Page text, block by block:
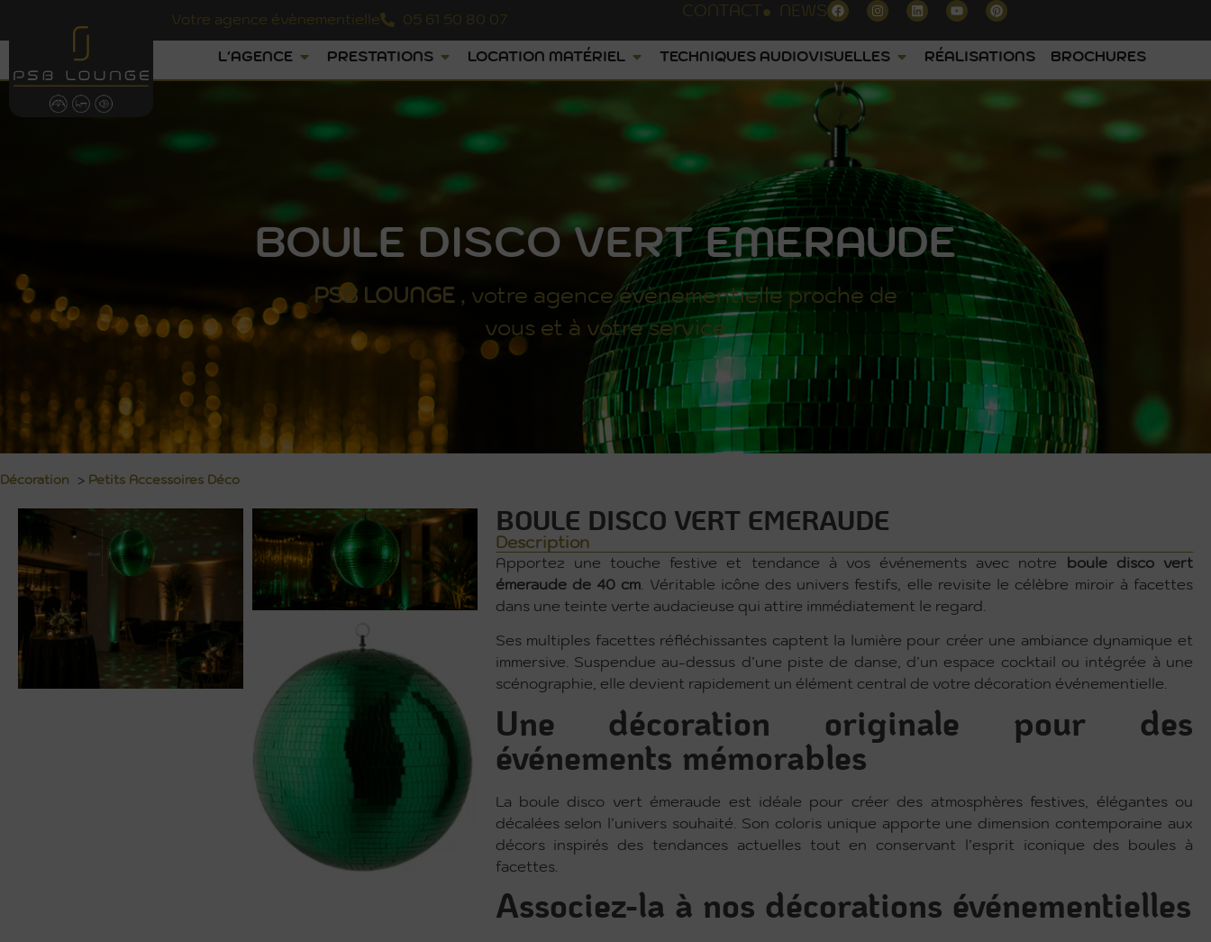
Votre agence évènementielle 05 61 50 80 07 CONTACT NEWS
L'AGENCE PRESTATIONS LOCATION MATÉRIEL TECHNIQUES AUDIOVISUELLES RÉALISATIONS BROCHURES
BOULE DISCO VERT EMERAUDE
PSB LOUNGE , votre agence évènementielle proche de
vous et à votre service
Décoration > Petits Accessoires Déco
BOULE DISCO VERT EMERAUDE
Description
Apportez une touche festive et tendance à vos événements avec notre
boule disco vert
émeraude de 40 cm . Véritable icône des univers festifs, elle revisite le célèbre miroir à facettes
dans une teinte verte audacieuse qui attire immédiatement le regard.
Ses multiples facettes réfléchissantes captent la lumière pour créer une ambiance dynamique et
immersive. Suspendue au-dessus d’une piste de danse, d’un espace cocktail ou intégrée à une
scénographie, elle devient rapidement un élément central de votre décoration événementielle.
Une décoration originale pour des
événements mémorables
La boule disco vert émeraude est idéale pour créer des atmosphères festives, élégantes ou
décalées selon l’univers souhaité. Son coloris unique apporte une dimension contemporaine aux
décors inspirés des tendances actuelles tout en conservant l’esprit iconique des boules à
facettes.
Associez-la à nos décorations événementielles